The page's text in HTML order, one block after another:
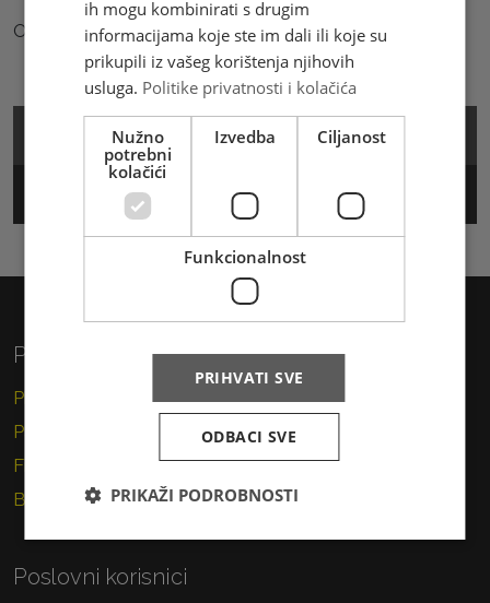
Obrazac za "Reklamacije" možete preuzetiovdje
Track & Trace
Privatni korisnici
Pismo
Paket
Financijske usluge
Brzojav
Poslovni korisnici
ih mogu kombinirati s drugim
informacijama koje ste im dali ili koje su
prikupili iz vašeg korištenja njihovih
usluga. Politike privatnosti i kolačića
Nužno
potrebni
kolačići
Izvedba Ciljanost
Funkcionalnost
PRIHVATI SVE
ODBACI SVE
PRIKAŽI PODROBNOSTI